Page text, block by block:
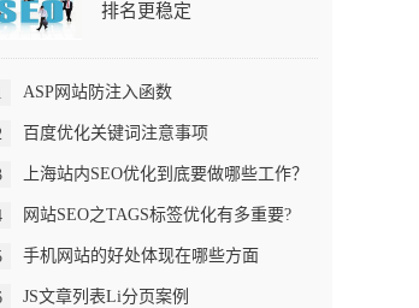
排名更稳定
ASP网站防注入函数
百度优化关键词注意事项
上海站内SEO优化到底要做哪些工作？
网站SEO之TAGS标签优化有多重要?
手机网站的好处体现在哪些方面
JS文章列表Li分页案例